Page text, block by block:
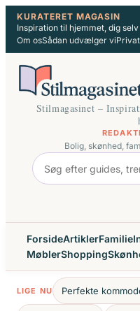
Spring
indhold
KURATERET MAGASIN
Inspiration til hjemmet, dig
Om osSådan udvælger vi
Stilmagasinet –
Bolig, skønhed,
ForsideArtiklerFamilie
MøblerShopping
LIGE NU Perfekte